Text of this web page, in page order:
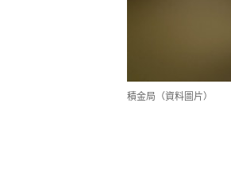
積金局（資料圖片）